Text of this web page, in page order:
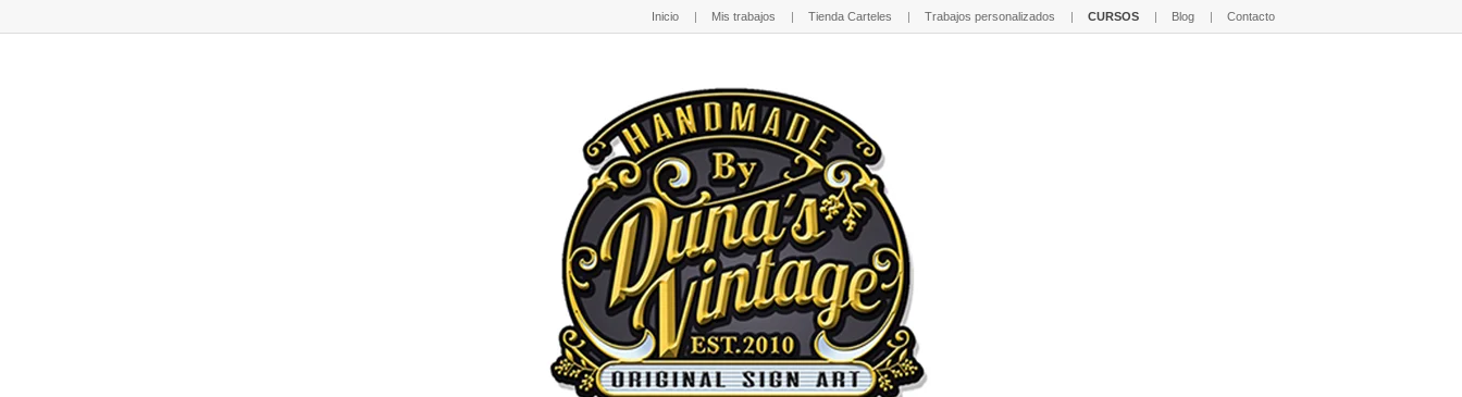
Inicio Mis trabajos Tienda Carteles Trabajos personalizados CURSOS Blog Contacto